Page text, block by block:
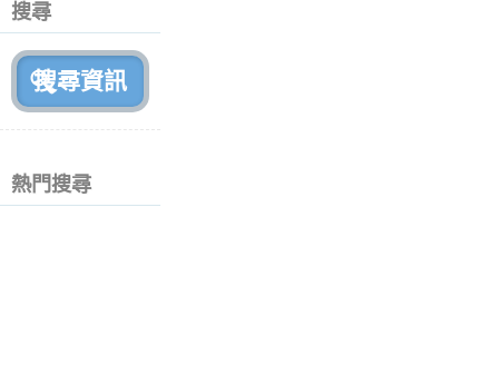
搜尋
熱門搜尋